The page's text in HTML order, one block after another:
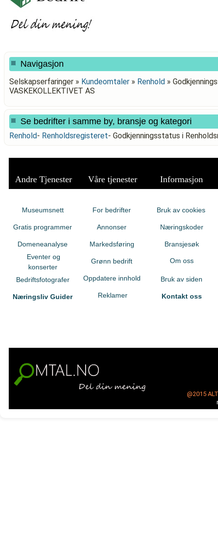
Navigasjon
Selskapserfaringer » Kundeomtaler » Renhold »
VASKEKOLLEKTIVET AS
Se bedrifter i samme by, bransje og kategori
Renhold- Renholdsregisteret- Godkjenningsstatus i
Andre Tjenester Våre tjenester Informasjon
Museumsnett
Gratis programmer
Domeneanalyse
Eventer og
konserter
Bedriftsfotografer
Næringsliv Guider
For bedrifter
Annonser
Markedsføring
Grønn bedrift
Oppdatere innhold
Reklamer
Bruk av cookies
Næringskoder
Bransjesøk
Om oss
Bruk av siden
Kontakt oss
@2015